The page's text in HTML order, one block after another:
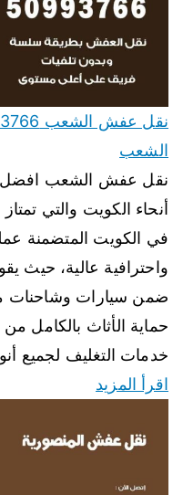
الشعب
نقل عفش الشعب
أنحاء الكويت والتي
في الكويت المتضمنة
واحترافية عالية، حيث
ضمن سيارات وشاحنات
حماية الأثاث بالكامل
خدمات التغليف لجميع
اقرأ المزيد